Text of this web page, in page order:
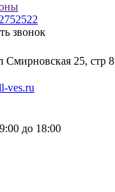
звонок
Смирновская 25, стр 8
ves.ru
до 18:00